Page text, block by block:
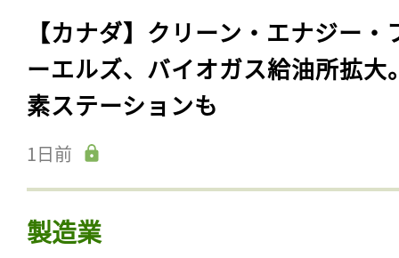
【カナダ】クリーン・エナジー・
ーエルズ、バイオガス給油所拡大
素ステーションも
1日前
製造業